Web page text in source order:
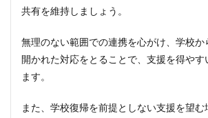
共有を維持しましょう。
無理のない範囲での連携を心がけ、学校か
開かれた対応をとることで、支援を得やす
ます。
また、学校復帰を前提としない支援を望